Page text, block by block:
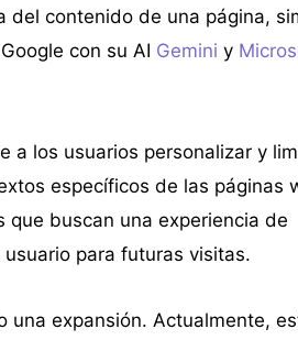
contenido de una página,
con su AI Gemini y
a los usuarios personalizar y
específicos de las páginas
que buscan una experiencia de
para futuras visitas.
una expansión. Actualmente,